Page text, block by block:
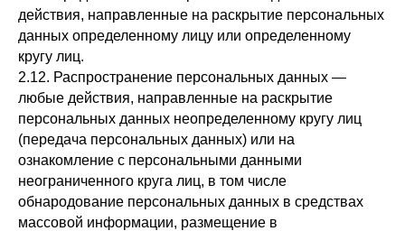
действия, направленные на раскрытие персональных
данных определенному лицу или определенному
кругу лиц.
2.12. Распространение персональных данных —
любые действия, направленные на раскрытие
персональных данных неопределенному кругу лиц
(передача персональных данных) или на
ознакомление с персональными данными
неограниченного круга лиц, в том числе
обнародование персональных данных в средствах
массовой информации, размещение в